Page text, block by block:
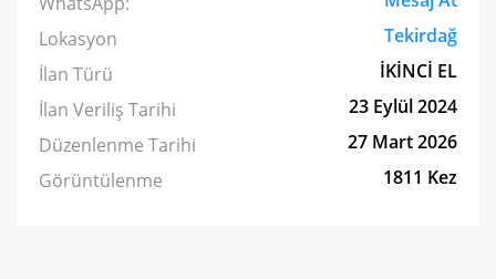
Lokasyon
Tekirdağ
İlan Türü
İKİNCİ EL
İlan Veriliş Tarihi
23 Eylül 2024
Düzenlenme Tarihi
27 Mart 2026
Görüntülenme
1811 Kez